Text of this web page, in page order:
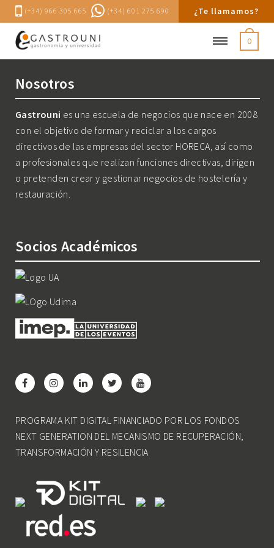
(+34) 966 305 665 (+34) 601 275 690 ¿Te llamamos?
0
Nosotros
Gastrouni es una escuela de negocios que nace en 2008
con el objetivo de formar y reciclar a los cargos
directivos de las empresas del sector HORECA, así como
a profesionales que realizan funciones directivas, dirigen
o pretenden crear y gestionar negocios de hostelería y
restauración.
Socios Académicos
PROGRAMA KIT DIGITAL FINANCIADO POR LOS FONDOS
NEXT GENERATION DEL MECANISMO DE RECUPERACIÓN,
TRANSFORMACIÓN Y RESILENCIA